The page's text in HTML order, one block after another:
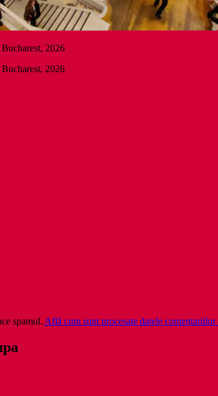
2026
2026
spamul. Află cum sunt procesate datele comentariilor